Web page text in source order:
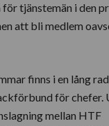
tjänstemän i den
att bli medlem
finns i en lång
för chefer.
mellan HTF